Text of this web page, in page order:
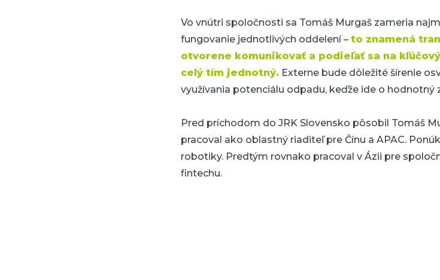
Vo vnútri spoločnosti sa Tomáš Murgaš zameria
fungovanie jednotlivých oddelení – to znamená
otvorene komunikovať a podieľať sa na
celý tím jednotný. Externe bude dôležité šírenie
využívania potenciálu odpadu, keďže ide o hodnotný
Pred príchodom do JRK Slovensko pôsobil Tomáš
pracoval ako oblastný riaditeľ pre Čínu a APAC.
robotiky. Predtým rovnako pracoval v Ázii pre
fintechu.